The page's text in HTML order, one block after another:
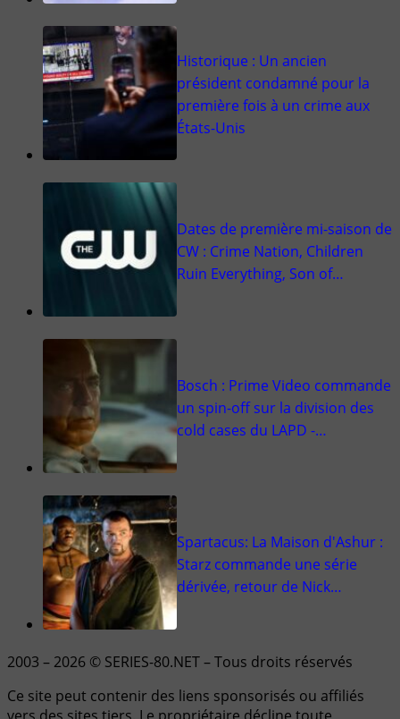
Historique : Un ancien
président condamné pour la
première fois à un crime aux
États-Unis
Dates de première mi-saison de
CW : Crime Nation, Children
Ruin Everything, Son of…
Bosch : Prime Video commande
un spin-off sur la division des
cold cases du LAPD -…
Spartacus: La Maison d'Ashur :
Starz commande une série
dérivée, retour de Nick…
2003 – 2026 © SERIES-80.NET – Tous droits réservés
Ce site peut contenir des liens sponsorisés ou affiliés